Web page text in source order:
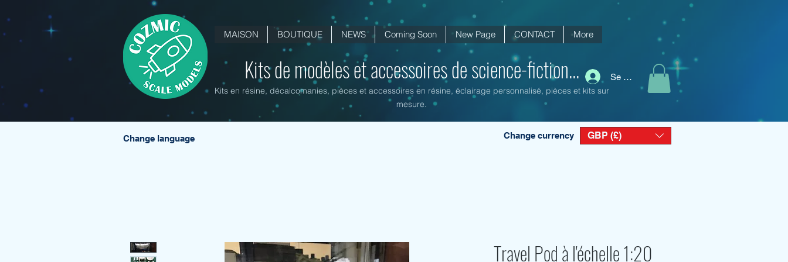
MAISON BOUTIQUE NEWS Coming Soon New Page CONTACT More
Se connecter
Kits de modèles et accessoires de science-fiction...
Kits en résine, décalcomanies, pièces et accessoires en résine, éclairage personnalisé, pièces et kits sur
mesure.
Change language Change currency GBP (£)
Travel Pod à l'échelle 1:20